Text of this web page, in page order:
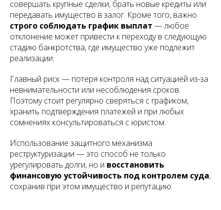
совершать крупные сделки, брать новые кредиты или
передавать имущество в залог. Кроме того, важно
строго соблюдать график выплат — любое
отклонение может привести к переходу в следующую
стадию банкротства, где имущество уже подлежит
реализации.
Главный риск — потеря контроля над ситуацией из-за
невнимательности или несоблюдения сроков.
Поэтому стоит регулярно сверяться с графиком,
хранить подтверждения платежей и при любых
сомнениях консультироваться с юристом.
Использование защитного механизма
реструктуризации — это способ не только
урегулировать долги, но и восстановить
финансовую устойчивость под контролем суда,
сохранив при этом имущество и репутацию.